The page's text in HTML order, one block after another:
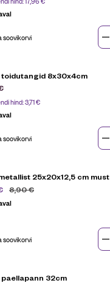
soovikorvi
toidutangid 8x30x4cm
hind:3,71€
soovikorvi
25x20x12,5 cm must
8,90€
soovikorvi
paellapann 32cm